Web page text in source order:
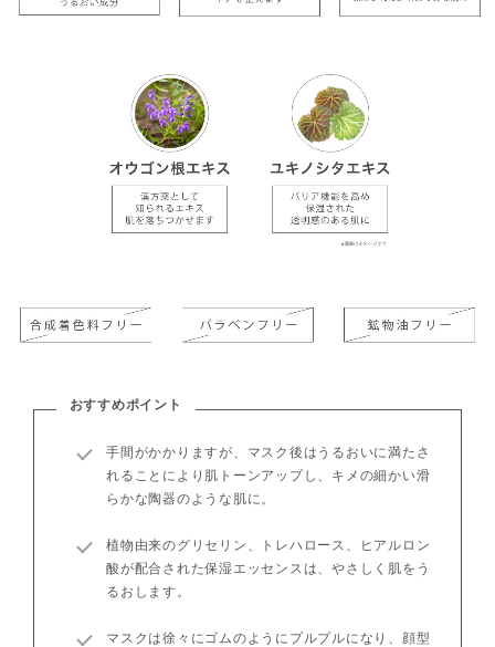
おすすめポイント
手間がかかりますが、マスク後はうるおいに満たさ
れることにより肌トーンアップし、キメの細かい滑
らかな陶器のような肌に。
植物由来のグリセリン、トレハロース、ヒアルロン
酸が配合された保湿エッセンスは、やさしく肌をう
るおします。
マスクは徐々にゴムのようにプルプルになり、顔型